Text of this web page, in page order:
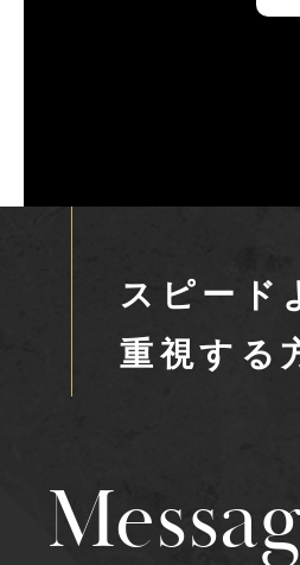
スピード
重視する